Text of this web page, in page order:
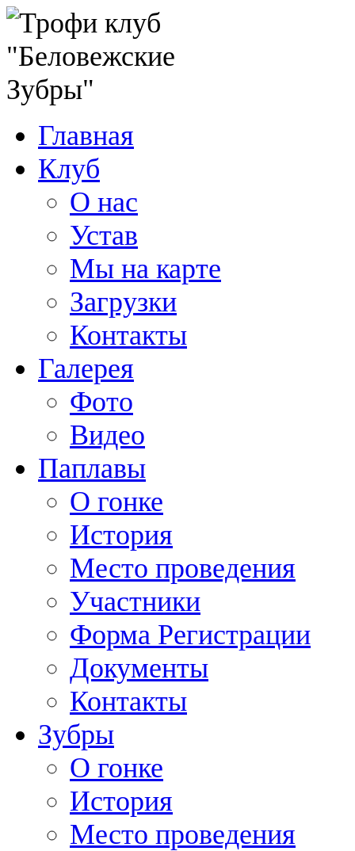
Главная
Клуб
О нас
Устав
Мы на карте
Загрузки
Контакты
Галерея
Фото
Видео
Паплавы
О гонке
История
Место проведения
Участники
Форма Регистрации
Документы
Контакты
Зубры
О гонке
История
Место проведения